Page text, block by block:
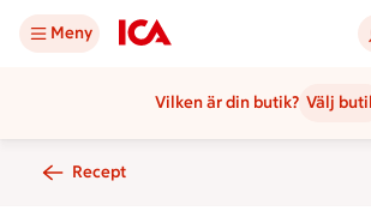
Meny
Vilken är din butik? Välj
Recept